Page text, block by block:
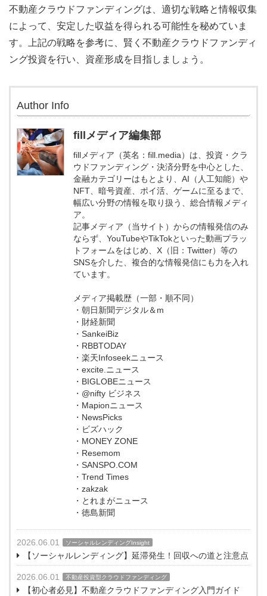
不動産クラウドファンディングは、適切な戦略と情報収集
によって、安定した収益を得られる可能性を秘めていま
す。上記の戦略を参考に、賢く不動産クラウドファンディ
ング投資を行い、資産形成を目指しましょう。
Author Info
fillメディア編集部
fillメディア（英名：fill.media）は、投資・クラ
ウドファンディング・決済分野を中心とした、
金融カテゴリーはもとより、AI（人工知能）や
NFT、暗号資産、ポイ活、ゲームに至るまで、
幅広い分野の情報を取り扱う、総合情報メディ
ア。
記事メディア（当サイト）からの情報発信のみ
ならず、YouTubeやTikTokといった動画プラッ
トフォームをはじめ、X（旧：Twitter）等の
SNSを介した、複合的な情報発信にも力を入れ
ています。
メディア掲載歴（一部・順不同）
・朝日新聞デジタル＆m
・財経新聞
・SankeiBiz
・RBBTODAY
・楽天Infoseekニュース
・excite.ニュース
・BIGLOBEニュース
・@nifty ビジネス
・Mapionニュース
・NewsPicks
・ビズハック
・MONEY ZONE
・Resemom
・SANSPO.COM
・Trend Times
・zakzak
・とれまがニュース
・徳島新聞
2026.06.01 ソーシャルレンディングInsight
【ソーシャルレンディング】延滞発生！回収への道と注意点
2026.06.01 不動産投資型クラウドファンディング
【初心者必見】不動産クラウドファンディング入門ガイド